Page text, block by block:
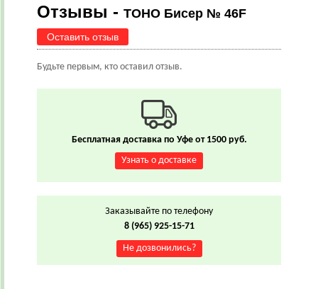
Отзывы - TOHO Бисер № 46F
Оставить отзыв
Будьте первым, кто оставил отзыв.
Бесплатная доставка по Уфе от 1500 руб.
Узнать о доставке
Заказывайте по телефону
8 (965) 925-15-71
Не дозвонились?